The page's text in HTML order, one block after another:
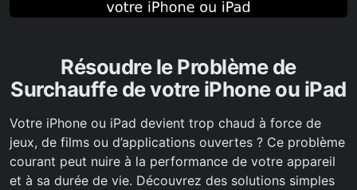
Résoudre le Problème de
Surchauffe de votre iPhone ou iPad
Votre iPhone ou iPad devient trop chaud à force de
jeux, de films ou d’applications ouvertes ? Ce problème
courant peut nuire à la performance de votre appareil
et à sa durée de vie. Découvrez des solutions simples